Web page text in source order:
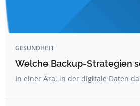
GESUNDHEIT
Welche Backup-Strategien
In einer Ära, in der digitale Daten